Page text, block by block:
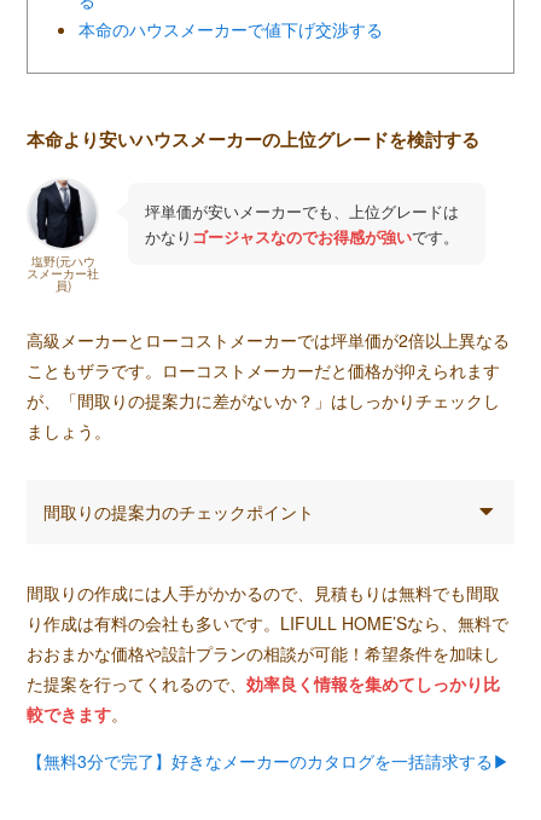
本命のハウスメーカーで値下げ交渉する
本命より安いハウスメーカーの上位グレードを検討する
塩野(元ハウ
スメーカー社
員)
坪単価が安いメーカーでも、上位グレードは
かなり ゴージャスなのでお得感が強いです。
高級メーカーとローコストメーカーでは坪単価が2倍以上異なる
こともザラです。ローコストメーカーだと価格が抑えられます
が、「間取りの提案力に差がないか？」はしっかりチェックし
ましょう。
間取りの提案力のチェックポイント
間取りの作成には人手がかかるので、見積もりは無料でも間取
り作成は有料の会社も多いです。LIFULL HOME’Sなら、無料で
おおまかな価格や設計プランの相談が可能！希望条件を加味し
た提案を行ってくれるので、効率良く情報を集めてしっかり比
較できます。
【無料3分で完了】好きなメーカーのカタログを一括請求する▶︎